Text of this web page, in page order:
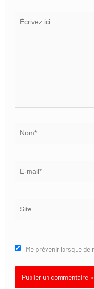
Écrivez
ici…
mail*
Me prévenir lorsque de